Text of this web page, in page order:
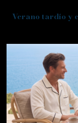
Verano tardío y